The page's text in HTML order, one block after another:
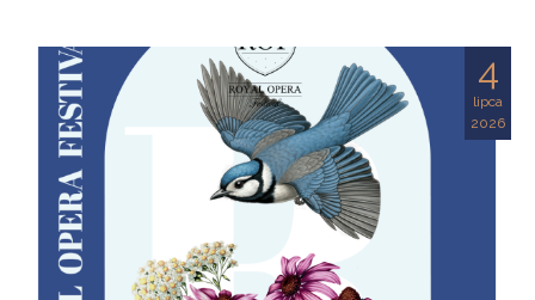
4
lipca
2026